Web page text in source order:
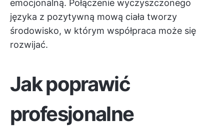
emocjonalną. Połączenie wyczyszczonego
języka z pozytywną mową ciała tworzy
środowisko, w którym współpraca może się
rozwijać.
Jak poprawić
profesjonalne